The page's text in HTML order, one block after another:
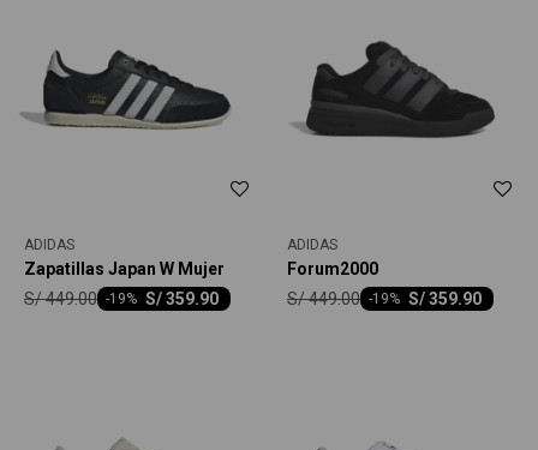
ADIDAS
Zapatillas Japan W Mujer
S/359.90
-19
S/449.00
ADIDAS
Forum2000
S/359.90
-19
S/449.00